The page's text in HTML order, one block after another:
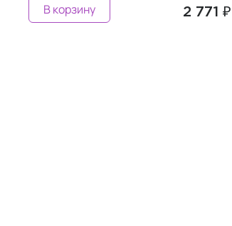
2 771 ₽
В корзину